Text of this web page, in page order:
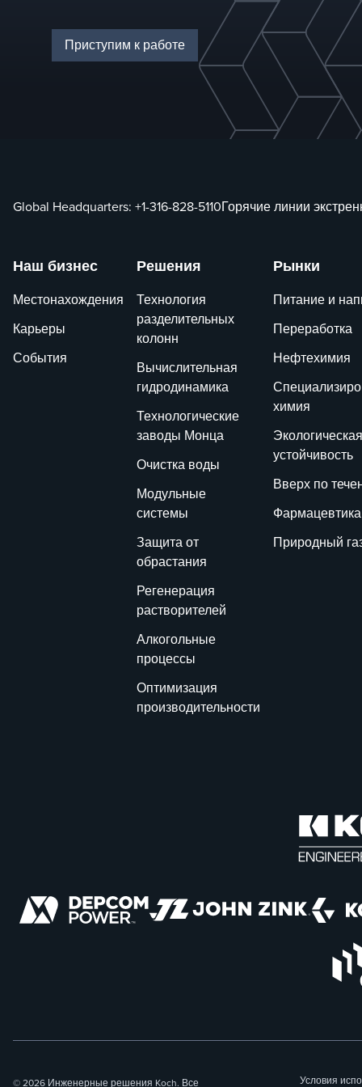
особое внимание
и операционному
Приступим к работе
Global Headquarters: +1-316-828-5110Горячие линии
Наш бизнес
Местонахождения
Карьеры
События
Решения
Технология
разделительных
колонн
Вычислительная
гидродинамика
Технологические
заводы Монца
Очистка воды
Модульные
системы
Защита от
обрастания
Регенерация
растворителей
Алкогольные
процессы
Оптимизация
производительности
Рынки
Питание и
Переработка
Нефтехимия
химия
Экологическая
устойчивость
Вверх по
Фармацевтика
Природный
© 2026 Инженерные решения Koch. Все Условия